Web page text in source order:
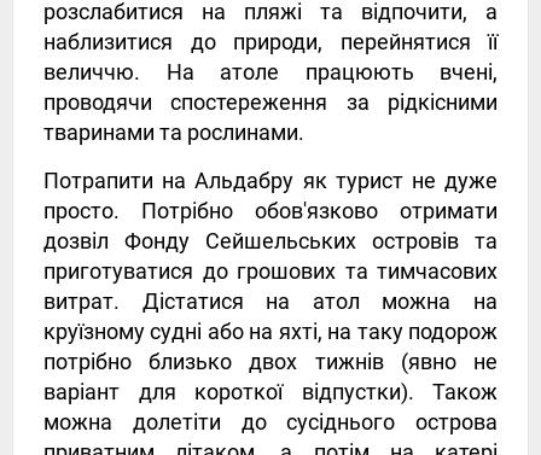
розслабитися на пляжі та відпочити, а
наблизитися до природи, перейнятися її
величчю. На атоле працюють вчені,
проводячи спостереження за рідкісними
тваринами та рослинами.
Потрапити на Альдабру як турист не дуже
просто. Потрібно обов'язково отримати
дозвіл Фонду Сейшельських островів та
приготуватися до грошових та тимчасових
витрат. Дістатися на атол можна на
круїзному судні або на яхті, на таку подорож
потрібно близько двох тижнів (явно не
варіант для короткої відпустки). Також
можна долетіти до сусіднього острова